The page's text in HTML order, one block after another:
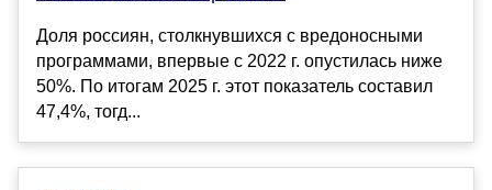
Доля россиян, столкнувшихся с вредоносными
программами, впервые с 2022 г. опустилась ниже
50%. По итогам 2025 г. этот показатель составил
47,4%, тогд...